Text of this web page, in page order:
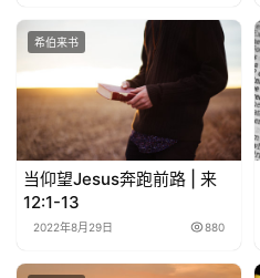
希伯来书
当仰望Jesus奔跑前路 | 来
12:1-13
2022年8月29日 880